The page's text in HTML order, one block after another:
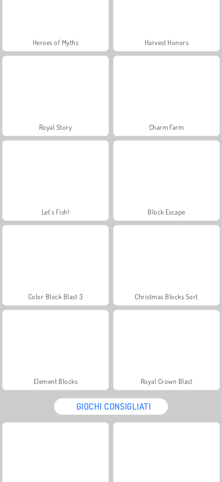
Heroes of Myths Harvest Honors
Royal Story Charm Farm
Let's Fish! Block Escape
Color Block Blast 3 Christmas Blocks Sort
Element Blocks Royal Crown Blast
GIOCHI CONSIGLIATI